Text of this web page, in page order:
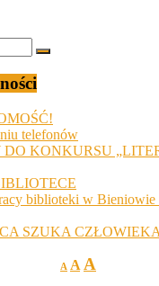
telefonów
KONKURSU
biblioteki w Bieniowie
SZUKA
A A A